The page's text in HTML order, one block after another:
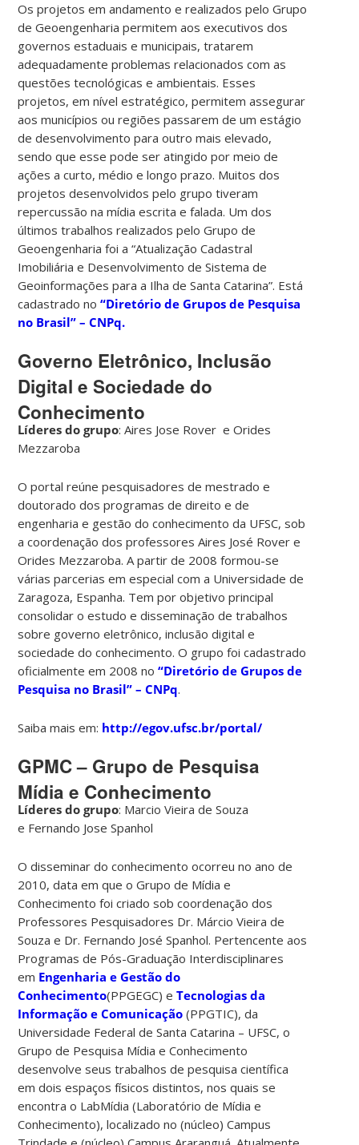
Os projetos em andamento e realizados pelo Grupo
de Geoengenharia permitem aos executivos dos
governos estaduais e municipais, tratarem
adequadamente problemas relacionados com as
questões tecnológicas e ambientais. Esses
projetos, em nível estratégico, permitem assegurar
aos municípios ou regiões passarem de um estágio
de desenvolvimento para outro mais elevado,
sendo que esse pode ser atingido por meio de
ações a curto, médio e longo prazo. Muitos dos
projetos desenvolvidos pelo grupo tiveram
repercussão na mídia escrita e falada. Um dos
últimos trabalhos realizados pelo Grupo de
Geoengenharia foi a “Atualização Cadastral
Imobiliária e Desenvolvimento de Sistema de
Geoinformações para a Ilha de Santa Catarina”. Está
cadastrado no“Diretório de Grupos de Pesquisa
no Brasil” – CNPq.
Governo Eletrônico, Inclusão
Digital e Sociedade do
Conhecimento
Líderes do grupo: Aires Jose Rover e Orides
Mezzaroba
O portal reúne pesquisadores de mestrado e
doutorado dos programas de direito e de
engenharia e gestão do conhecimento da UFSC, sob
a coordenação dos professores Aires José Rover e
Orides Mezzaroba. A partir de 2008 formou-se
várias parcerias em especial com a Universidade de
Zaragoza, Espanha. Tem por objetivo principal
consolidar o estudo e disseminação de trabalhos
sobre governo eletrônico, inclusão digital e
sociedade do conhecimento. O grupo foi cadastrado
oficialmente em 2008 no“Diretório de Grupos de
Pesquisa no Brasil” – CNPq.
Saiba mais em: http://egov.ufsc.br/portal/
GPMC – Grupo de Pesquisa
Mídia e Conhecimento
Líderes do grupo: Marcio Vieira de Souza
e Fernando Jose Spanhol
O disseminar do conhecimento ocorreu no ano de
2010, data em que o Grupo de Mídia e
Conhecimento foi criado sob coordenação dos
Professores Pesquisadores Dr. Márcio Vieira de
Souza e Dr. Fernando José Spanhol. Pertencente aos
Programas de Pós-Graduação Interdisciplinares
em Engenharia e Gestão do
Conhecimento(PPGEGC) eTecnologias da
Informação e Comunicação(PPGTIC), da
Universidade Federal de Santa Catarina – UFSC, o
Grupo de Pesquisa Mídia e Conhecimento
desenvolve seus trabalhos de pesquisa científica
em dois espaços físicos distintos, nos quais se
encontra o LabMídia (Laboratório de Mídia e
Conhecimento), localizado no (núcleo) Campus